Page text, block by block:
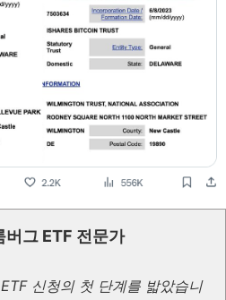
버그 ETF 전문가
신청의 첫 단계를 밟았습니